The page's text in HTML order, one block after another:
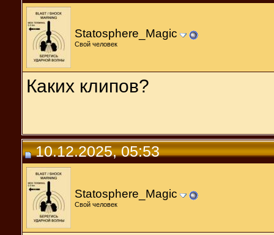
Statosphere_Magic
Свой человек
Каких клипов?
10.12.2025, 05:53
Statosphere_Magic
Свой человек